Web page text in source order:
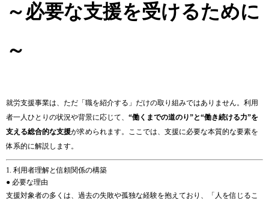
～必要な支援を受けるために
～
就労支援事業は、ただ「職を紹介する」だけの取り組みではありません。利用
者一人ひとりの状況や背景に応じて、 “働くまでの道のり”と“働き続ける力”を
支える総合的な支援が求められます。ここでは、支援に必要な本質的な要素を
体系的に解説します。
1. 利用者理解と信頼関係の構築
● 必要な理由
支援対象者の多くは、過去の失敗や孤独な経験を抱えており、「人を信じるこ